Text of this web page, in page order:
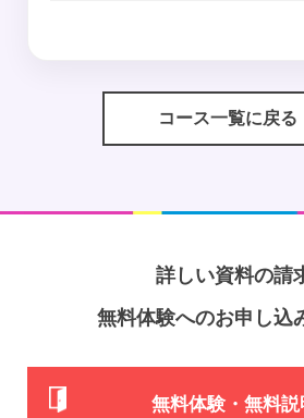
コース一覧に戻る
詳しい資料の請
無料体験へのお申し込
無料体験・無料説